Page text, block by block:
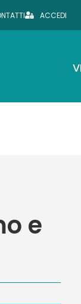
ACCEDI
e